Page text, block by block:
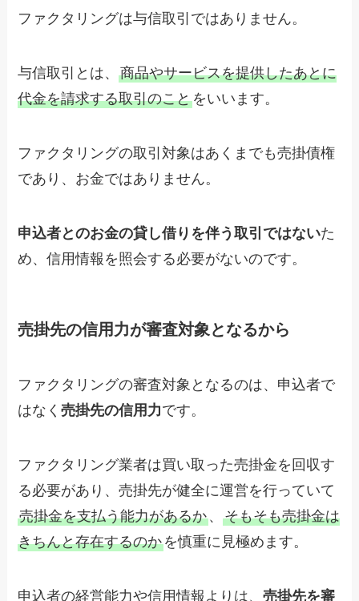
ファクタリングは与信取引ではありません。
与信取引とは、商品やサービスを提供したあとに
代金を請求する取引のことをいいます。
ファクタリングの取引対象はあくまでも売掛債権
であり、お金ではありません。
申込者とのお金の貸し借りを伴う取引ではないた
め、信用情報を照会する必要がないのです。
売掛先の信用力が審査対象となるから
ファクタリングの審査対象となるのは、申込者で
はなく売掛先の信用力です。
ファクタリング業者は買い取った売掛金を回収す
る必要があり、売掛先が健全に運営を行っていて
売掛金を支払う能力があるか、そもそも売掛金は
きちんと存在するのかを慎重に見極めます。
申込者の経営能力や信用情報よりは、売掛先を審